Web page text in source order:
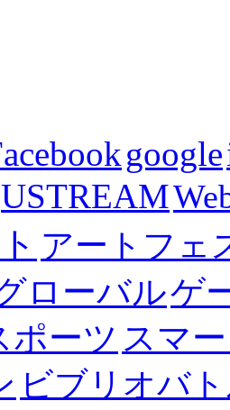
google
USTREAM
アートフェ
ローバルゲ
ポーツ スマ
ビブリオバ